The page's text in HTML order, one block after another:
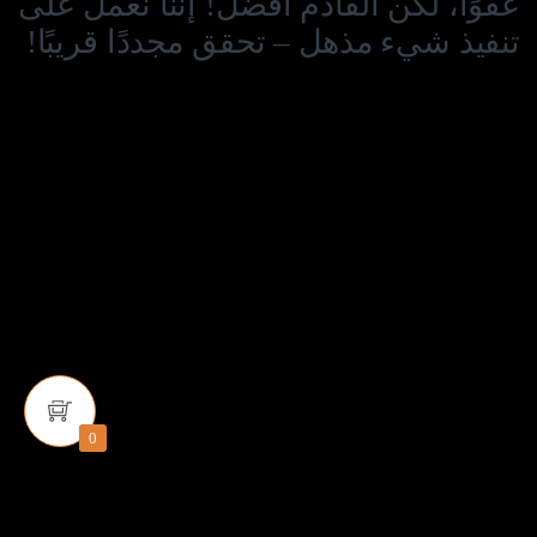
تنفيذ شيء مذهل – تحقق مجددًا قريبًا!
0